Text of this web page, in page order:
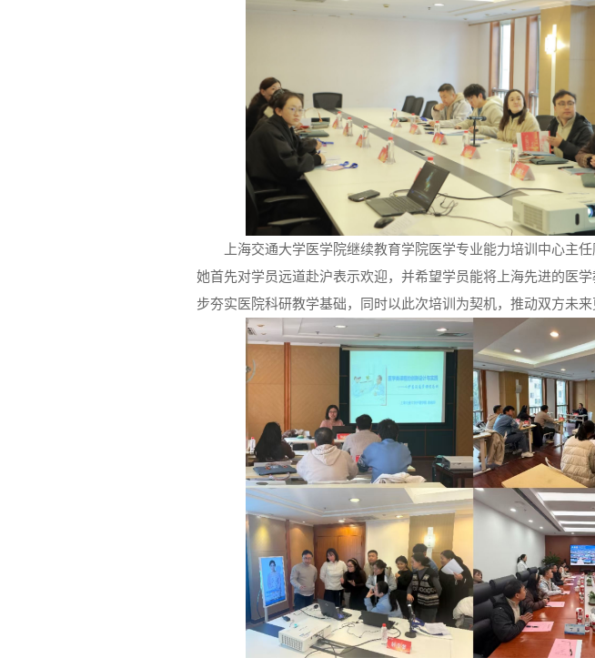
上海交通大学医学院继续教育学院医学专业能力培训中心主任
她首先对学员远道赴沪表示欢迎，并希望学员能将上海先进的医
步夯实医院科研教学基础，同时以此次培训为契机，推动双方未来